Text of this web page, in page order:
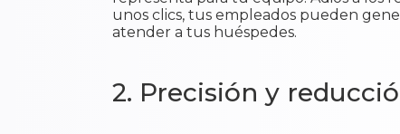
unos clics, tus empleados pueden
atender a tus huéspedes.
2. Precisión y